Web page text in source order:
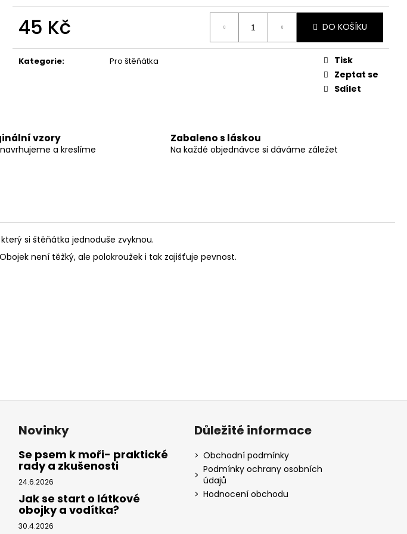
45 Kč
cena:
DO KOŠÍKU
Kategorie: Pro štěňátka
Tisk
Zeptat se
Sdílet
vzory
a kreslíme
Zabaleno s láskou
Na každé objednávce si dáváme záležet
si štěňátka jednoduše zvyknou.
není těžký, ale polokroužek i tak zajišťuje pevnost.
275 Kč
Novinky
Se psem k moři- praktické
rady a zkušenosti
24.6.2026
Jak se start o látkové
obojky a vodítka?
30.4.2026
Důležité informace
Obchodní podmínky
Podmínky ochrany osobních
údajů
Hodnocení obchodu